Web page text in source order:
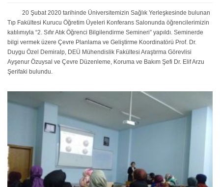
20 Şubat 2020 tarihinde Üniversitemizin Sağlık Yerleşkesinde bulunan
Tıp Fakültesi Kurucu Öğretim Üyeleri Konferans Salonunda öğrencilerimizin
katılımıyla “2. Sıfır Atık Öğrenci Bilgilendirme Semineri” yapıldı. Seminerde
bilgi vermek üzere Çevre Planlama ve Geliştirme Koordinatörü Prof. Dr.
Duygu Özel Demiralp, DEÜ Mühendislik Fakültesi Araştırma Görevlisi
Ayşenur Özuysal ve Çevre Düzenleme, Koruma ve Bakım Şefi Dr. Elif Arzu
Şerifaki bulundu.